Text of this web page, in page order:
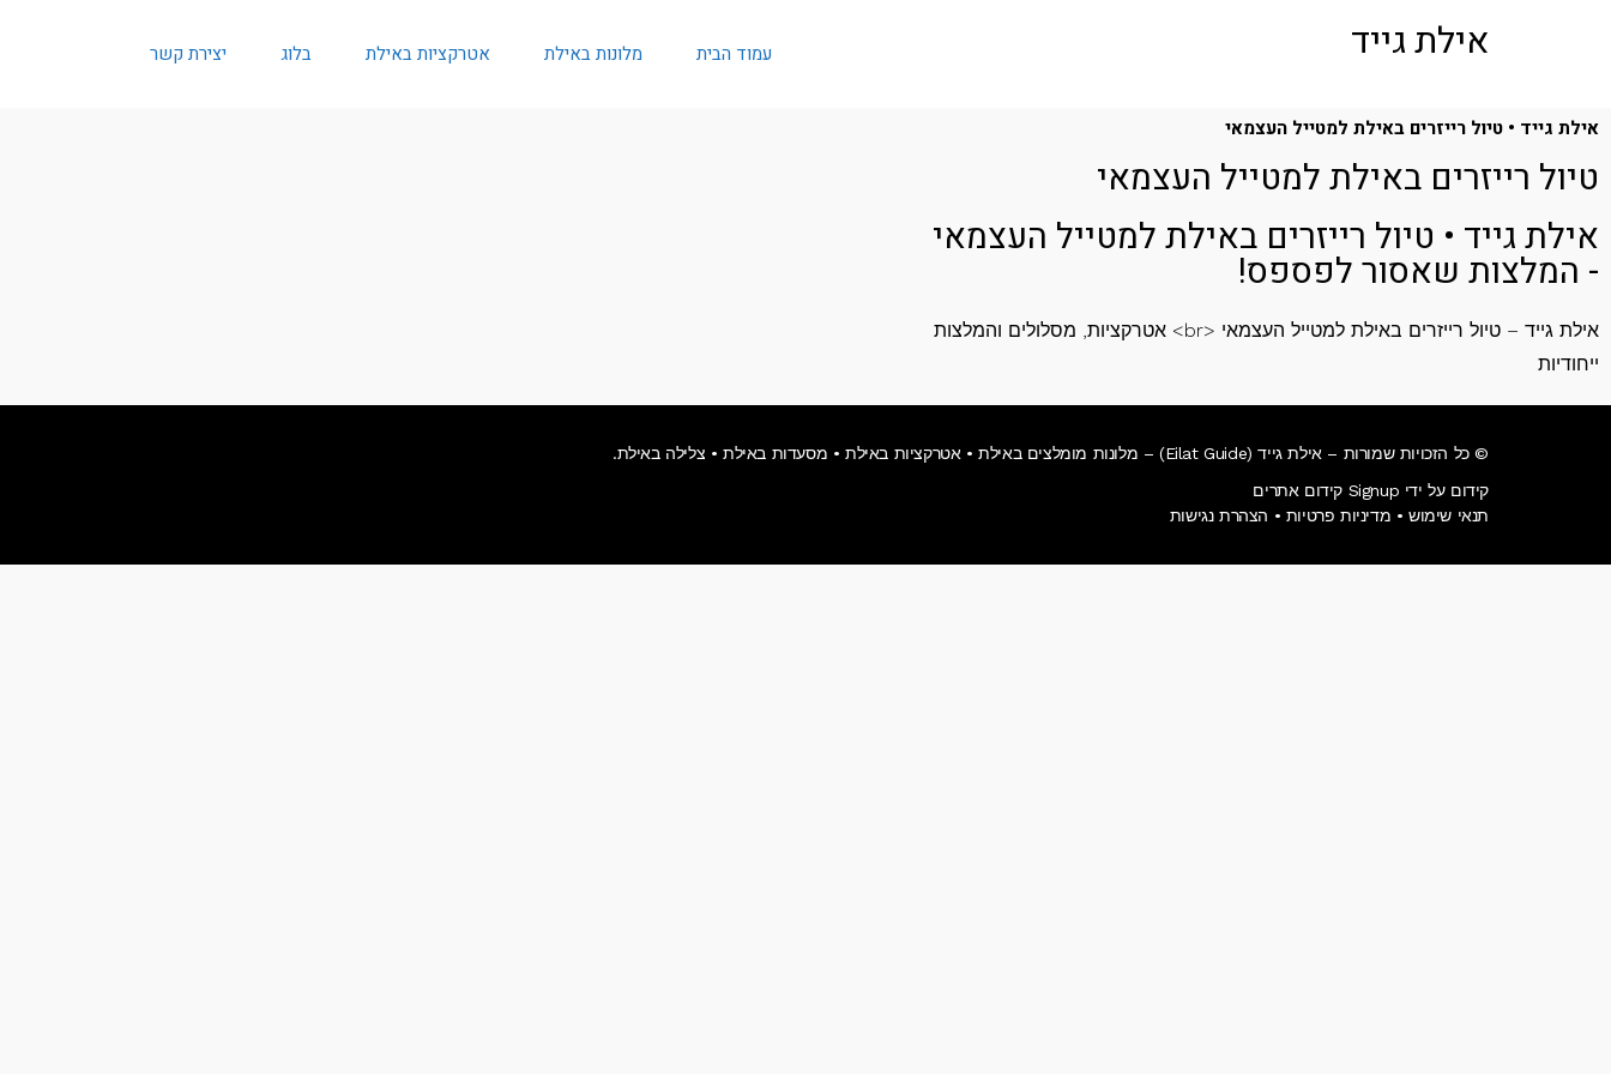
אילת גייד עמוד הבית מלונות באילת אטרקציות באילת בלוג יצירת קשר
אילת גייד • טיול רייזרים באילת למטייל העצמאי
טיול רייזרים באילת למטייל העצמאי
אילת גייד • טיול רייזרים באילת למטייל העצמאי
- המלצות שאסור לפספס!
אילת גייד – טיול רייזרים באילת למטייל העצמאי <br> אטרקציות, מסלולים והמלצות
ייחודיות
© כל הזכויות שמורות – אילת גייד (Eilat Guide) – מלונות מומלצים באילת • אטרקציות באילת • מסעדות באילת • צלילה באילת.
קידום על ידי Signup קידום אתרים
תנאי שימוש • מדיניות פרטיות • הצהרת נגישות